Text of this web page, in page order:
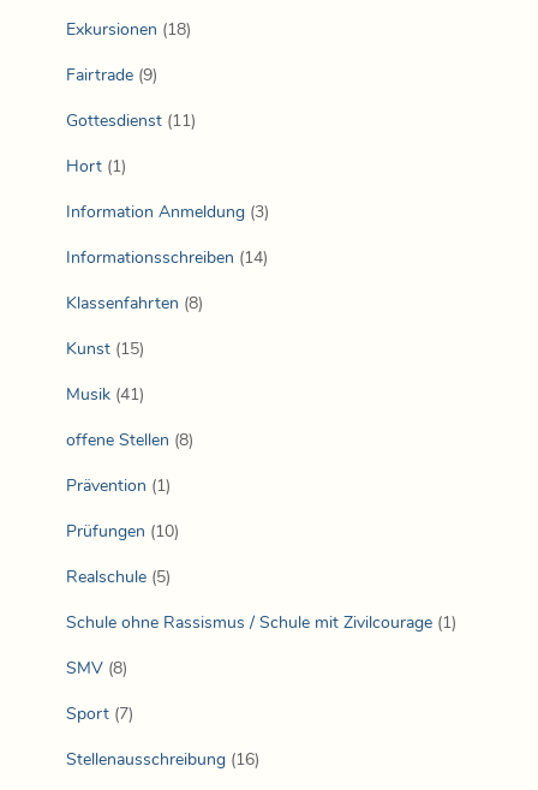
Exkursionen (18)
Fairtrade (9)
Gottesdienst (11)
Hort (1)
Information Anmeldung (3)
Informationsschreiben (14)
Klassenfahrten (8)
Kunst (15)
Musik (41)
offene Stellen (8)
Prävention (1)
Prüfungen (10)
Realschule (5)
Schule ohne Rassismus / Schule mit Zivilcourage (1)
SMV (8)
Sport (7)
Stellenausschreibung (16)